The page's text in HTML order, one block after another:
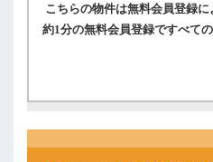
こちらの物件は無料会員登録に
約1分の無料会員登録ですべて